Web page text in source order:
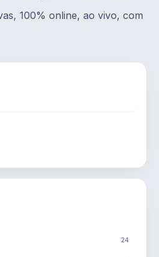
100% online, ao vivo, com
24